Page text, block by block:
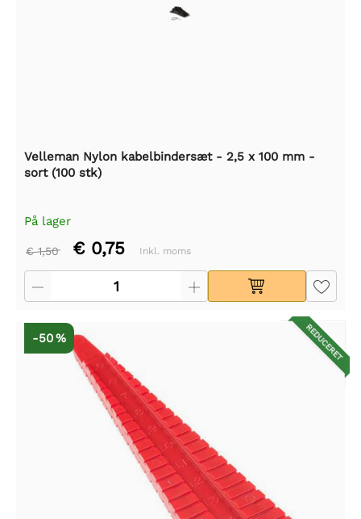
Velleman Nylon kabelbindersæt - 2,5 x 100 mm -
sort (100 stk)
På lager
€ 1,50 € 0,75 Inkl. moms
REDUCERET
-50 %